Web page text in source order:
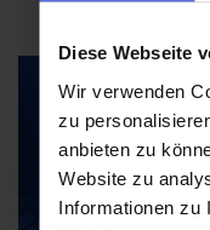
Diese Webseite
Wir verwenden
zu
anbieten zu
Website zu
Informationen zu